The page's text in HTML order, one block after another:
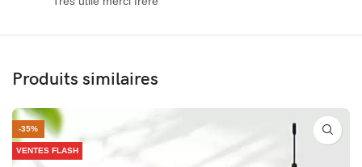
Produits similaires
-35%
VENTES FLASH